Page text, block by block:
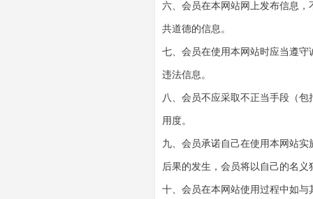
六、会员在本网站网上发布信息
共道德的信息。
七、会员在使用本网站时应当遵
违法信息。
八、会员不应采取不正当手段（
用度。
九、会员承诺自己在使用本网站
后果的发生，会员将以自己的名
十、会员在本网站使用过程中如